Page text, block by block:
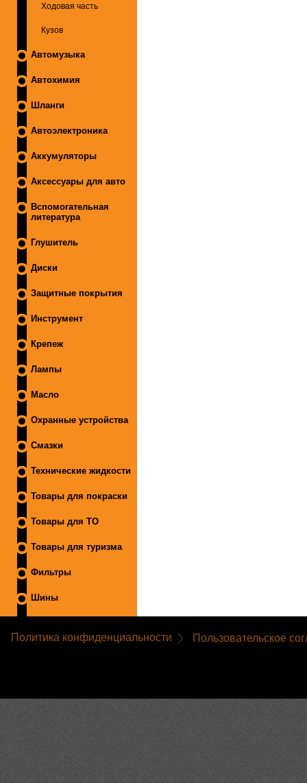
Ходовая часть
Кузов
Автомузыка
Автохимия
Шланги
Автоэлектроника
Аккумуляторы
Аксессуары для авто
Вспомогательная
литература
Глушитель
Диски
Защитные покрытия
Инструмент
Крепеж
Лампы
Масло
Охранные устройства
Смазки
Технические жидкости
Товары для покраски
Товары для ТО
Товары для туризма
Фильтры
Шины
Политика конфиденциальности Пользовательское